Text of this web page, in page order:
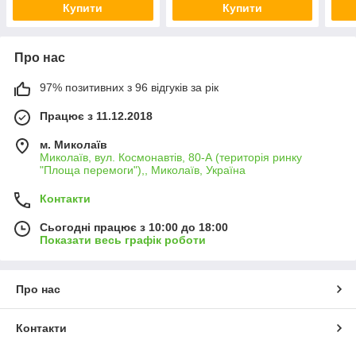
Купити Купити
Про нас
97% позитивних з 96 відгуків за рік
Працює з 11.12.2018
м. Миколаїв
Миколаїв, вул. Космонавтів, 80-А (територія ринку
"Площа перемоги"),, Миколаїв, Україна
Контакти
Сьогодні працює з 10:00 до 18:00
Показати весь графік роботи
Про нас
Контакти